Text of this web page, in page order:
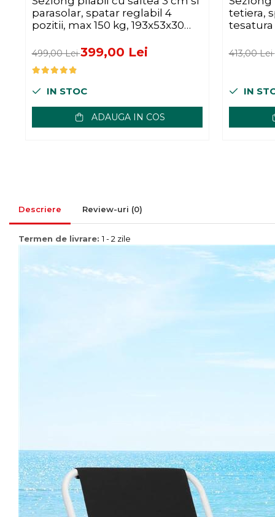
Mese bucatarie si living
Mobilier bucatarie
Vase & ustensile pentru
gatit
Tigai si seturi
Oale sub presiune
Pet Shop
Ansambluri de joaca animale
Culcusuri pentru animale
Custi, cotete si tarcuri
parasolar, spatar reglabil 4
pozitii, max 150 kg, 193x53x30
499,00 Lei399,00 Lei
IN STOC
ADAUGA IN COS
tetiera,
tesatura
taupe
413,00 Lei
IN
Descriere Review-uri (0)
Termen de livrare:1 - 2 zile